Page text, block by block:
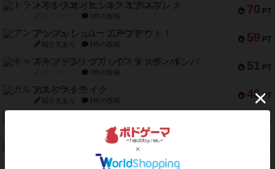
70 PT
トランスオリエント・エクスプレス
1件の投稿
59 PT
アンブッシュ！：ムーブアウト！
紹介文あり 1件の投稿
51 PT
キャプテン・フリップ：イスラ・ボンバ
2件の投稿
46 PT
ガルフストライク
紹介文あり 1件の投稿
PT
8件の投稿
PT
12件の投稿